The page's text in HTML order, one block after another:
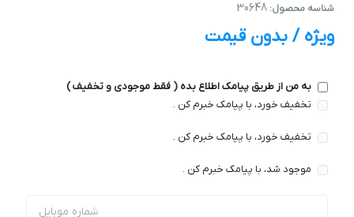
شناسه محصول: 30648
ویژه / بدون قیمت
به من از طریق پیامک اطلاع بده ( فقط موجودی و تخفیف )
تخفیف خورد، با پیامک خبرم کن .
تخفیف خورد، با پیامک خبرم کن .
موجود شد، با پیامک خبرم کن .